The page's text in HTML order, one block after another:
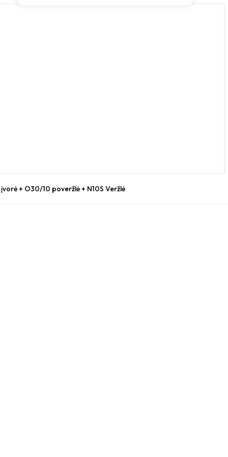
+ O30/10 poveržlė + N10S Veržlė